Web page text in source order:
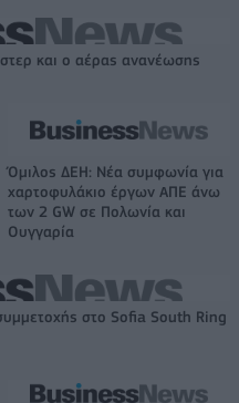
και ο αέρας ανανέωσης
Όμιλος ΔΕΗ: Νέα συμφωνία για
χαρτοφυλάκιο έργων ΑΠΕ άνω
των 2 GW σε Πολωνία και
Ουγγαρία
στο Sofia South Ring